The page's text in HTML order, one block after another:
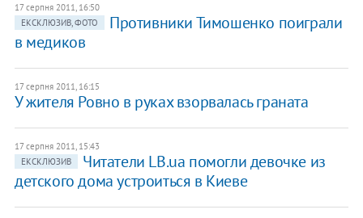
17 серпня 2011, 16:50
ЕКСКЛЮЗИВ, ФОТО
Противники Тимошенко поиграли
в медиков
17 серпня 2011, 16:15
У жителя Ровно в руках взорвалась граната
17 серпня 2011, 15:43
ЕКСКЛЮЗИВ
Читатели LB.ua помогли девочке из
детского дома устроиться в Киеве